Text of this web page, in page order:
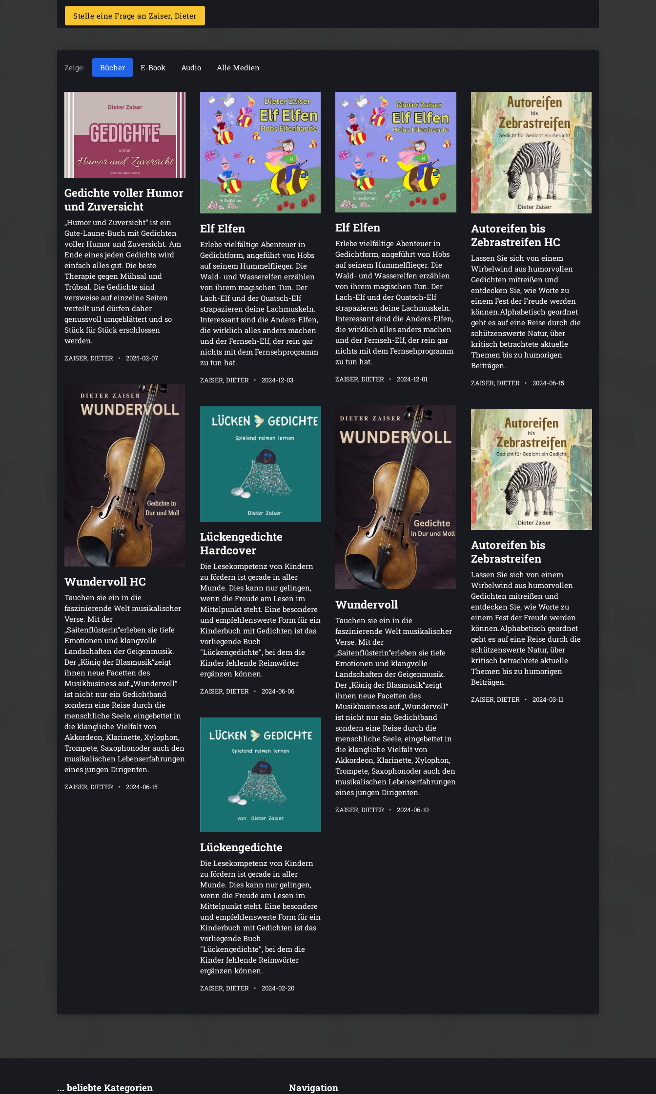
Stelle eine Frage an Zaiser, Dieter
Zeige: Bücher E-Book Audio Alle Medien
Gedichte voller Humor
und Zuversicht
„Humor und Zuversicht“ ist ein
Gute-Laune-Buch mit Gedichten
voller Humor und Zuversicht. Am
Ende eines jeden Gedichts wird
einfach alles gut. Die beste
Therapie gegen Mühsal und
Trübsal. Die Gedichte sind
versweise auf einzelne Seiten
verteilt und dürfen daher
genussvoll umgeblättert und so
Stück für Stück erschlossen
werden.
ZAISER, DIETER 2025-02-07
Elf Elfen
Erlebe vielfältige Abenteuer in
Gedichtform, angeführt von Hobs
auf seinem Hummelflieger. Die
Wald- und Wasserelfen erzählen
von ihrem magischen Tun. Der
Lach-Elf und der Quatsch-Elf
strapazieren deine Lachmuskeln.
Interessant sind die Anders-Elfen,
die wirklich alles anders machen
und der Fernseh-Elf, der rein gar
nichts mit dem Fernsehprogramm
zu tun hat.
ZAISER, DIETER 2024-12-03
Elf Elfen
Erlebe vielfältige Abenteuer in
Gedichtform, angeführt von Hobs
auf seinem Hummelflieger. Die
Wald- und Wasserelfen erzählen
von ihrem magischen Tun. Der
Lach-Elf und der Quatsch-Elf
strapazieren deine Lachmuskeln.
Interessant sind die Anders-Elfen,
die wirklich alles anders machen
und der Fernseh-Elf, der rein gar
nichts mit dem Fernsehprogramm
zu tun hat.
ZAISER, DIETER 2024-12-01
Autoreifen bis
Zebrastreifen HC
Lassen Sie sich von einem
Wirbelwind aus humorvollen
Gedichten mitreißen und
entdecken Sie, wie Worte zu
einem Fest der Freude werden
können.Alphabetisch geordnet
geht es auf eine Reise durch die
schützenswerte Natur, über
kritisch betrachtete aktuelle
Themen bis zu humorigen
Beiträgen.
ZAISER, DIETER 2024-06-15
Wundervoll HC
Tauchen sie ein in die
faszinierende Welt musikalischer
Verse. Mit der
„Saitenflüsterin“erleben sie tiefe
Emotionen und klangvolle
Landschaften der Geigenmusik.
Der „König der Blasmusik“zeigt
ihnen neue Facetten des
Musikbusiness auf.„Wundervoll“
ist nicht nur ein Gedichtband
sondern eine Reise durch die
menschliche Seele, eingebettet in
die klangliche Vielfalt von
Akkordeon, Klarinette, Xylophon,
Trompete, Saxophonoder auch den
musikalischen Lebenserfahrungen
eines jungen Dirigenten.
ZAISER, DIETER 2024-06-15
Wundervoll
Tauchen sie ein in die
faszinierende Welt musikalischer
Verse. Mit der
„Saitenflüsterin“erleben sie tiefe
Emotionen und klangvolle
Landschaften der Geigenmusik.
Der „König der Blasmusik“zeigt
ihnen neue Facetten des
Musikbusiness auf.„Wundervoll“
ist nicht nur ein Gedichtband
sondern eine Reise durch die
menschliche Seele, eingebettet in
die klangliche Vielfalt von
Akkordeon, Klarinette, Xylophon,
Trompete, Saxophonoder auch den
musikalischen Lebenserfahrungen
eines jungen Dirigenten.
ZAISER, DIETER 2024-06-10
Lückengedichte
Hardcover
Die Lesekompetenz von Kindern
zu fördern ist gerade in aller
Munde. Dies kann nur gelingen,
wenn die Freude am Lesen im
Mittelpunkt steht. Eine besondere
und empfehlenswerte Form für ein
Kinderbuch mit Gedichten ist das
vorliegende Buch
"Lückengedichte", bei dem die
Kinder fehlende Reimwörter
ergänzen können.
ZAISER, DIETER 2024-06-06
Autoreifen bis
Zebrastreifen
Lassen Sie sich von einem
Wirbelwind aus humorvollen
Gedichten mitreißen und
entdecken Sie, wie Worte zu
einem Fest der Freude werden
können.Alphabetisch geordnet
geht es auf eine Reise durch die
schützenswerte Natur, über
kritisch betrachtete aktuelle
Themen bis zu humorigen
Beiträgen.
ZAISER, DIETER 2024-03-11
Lückengedichte
Die Lesekompetenz von Kindern
zu fördern ist gerade in aller
Munde. Dies kann nur gelingen,
wenn die Freude am Lesen im
Mittelpunkt steht. Eine besondere
und empfehlenswerte Form für ein
Kinderbuch mit Gedichten ist das
vorliegende Buch
"Lückengedichte", bei dem die
Kinder fehlende Reimwörter
ergänzen können.
ZAISER, DIETER 2024-02-20
... beliebte Kategorien Navigation